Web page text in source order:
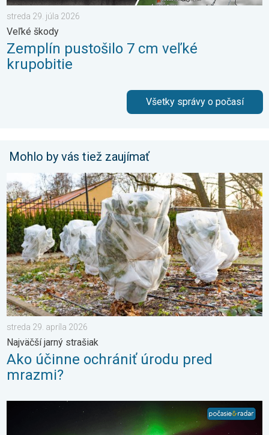
streda 29. júla 2026
Veľké škody
Zemplín pustošilo 7 cm veľké
krupobitie
Všetky správy o počasí
Mohlo by vás tiež zaujímať
Ako účinne ochrániť úrodu pred mrazmi?. Najväčší jarný
streda 29. apríla 2026
Najväčší jarný strašiak
Ako účinne ochrániť úrodu pred
mrazmi?
Nádherná polárna žiara na Slovensku. Galéria vašich fotiek. .